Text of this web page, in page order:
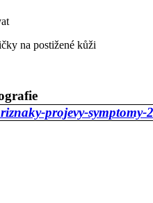
na postižené kůži